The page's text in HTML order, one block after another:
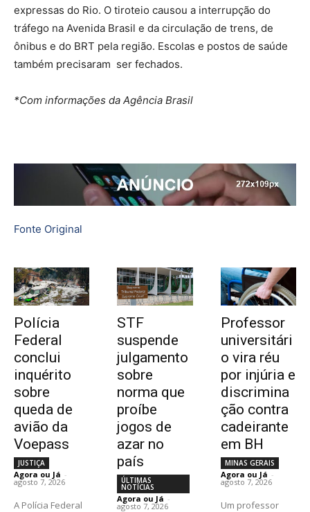
expressas do Rio. O tiroteio causou a interrupção do
tráfego na Avenida Brasil e da circulação de trens, de
ônibus e do BRT pela região. Escolas e postos de saúde
também precisaram ser fechados.
*Com informações da Agência Brasil
Fonte Original
Polícia
Federal
conclui
inquérito
sobre
queda de
avião da
Voepass
JUSTIÇA
Agora ou Já -
agosto 7, 2026
A Polícia Federal
STF
suspende
julgamento
sobre
norma que
proíbe
jogos de
azar no
país
ÚLTIMAS
NOTÍCIAS
Agora ou Já -
agosto 7, 2026
Professor
universitári
o vira réu
por injúria e
discrimina
ção contra
cadeirante
em BH
MINAS GERAIS
Agora ou Já -
agosto 7, 2026
Um professor